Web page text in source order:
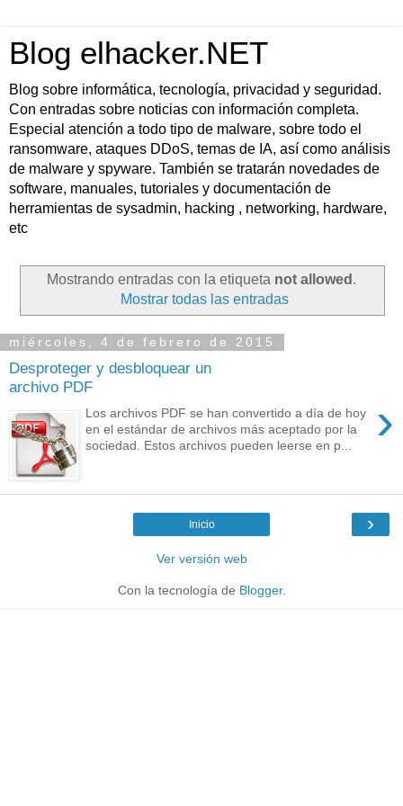
Blog elhacker.NET
Blog sobre informática, tecnología, privacidad y seguridad.
Con entradas sobre noticias con información completa.
Especial atención a todo tipo de malware, sobre todo el
ransomware, ataques DDoS, temas de IA, así como análisis
de malware y spyware. También se tratarán novedades de
software, manuales, tutoriales y documentación de
herramientas de sysadmin, hacking , networking, hardware,
etc
Mostrando entradas con la etiqueta not allowed .
Mostrar todas las entradas
miércoles, 4 de febrero de 2015
Desproteger y desbloquear un
archivo PDF
›
Los archivos PDF se han convertido a día de hoy
en el estándar de archivos más aceptado por la
sociedad. Estos archivos pueden leerse en p...
›
Inicio
Ver versión web
Con la tecnología de Blogger.